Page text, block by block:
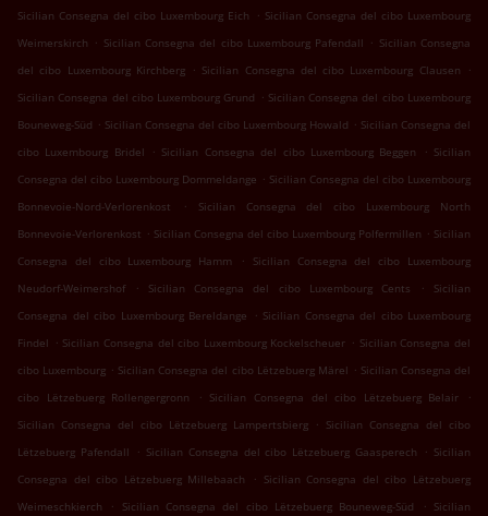
Sicilian Consegna del cibo Luxembourg Eich
. Sicilian Consegna del cibo Luxembourg
Weimerskirch . Sicilian Consegna del cibo Luxembourg Pafendall . Sicilian Consegna
del cibo Luxembourg Kirchberg . Sicilian Consegna del cibo Luxembourg Clausen
.
Sicilian Consegna del cibo Luxembourg Grund . Sicilian Consegna del cibo Luxembourg
Bouneweg-Süd . Sicilian Consegna del cibo Luxembourg Howald . Sicilian Consegna del
cibo Luxembourg Bridel
. Sicilian Consegna del cibo Luxembourg Beggen . Sicilian
Consegna del cibo Luxembourg Dommeldange . Sicilian Consegna del cibo Luxembourg
Bonnevoie-Nord-Verlorenkost
.
Sicilian Consegna del cibo Luxembourg North
Bonnevoie-Verlorenkost . Sicilian Consegna del cibo Luxembourg Polfermillen . Sicilian
Consegna del cibo Luxembourg Hamm
.
Sicilian Consegna del cibo Luxembourg
Neudorf-Weimershof
. Sicilian Consegna del cibo Luxembourg Cents .
Sicilian
Consegna del cibo Luxembourg Bereldange
. Sicilian Consegna del cibo Luxembourg
Findel . Sicilian Consegna del cibo Luxembourg Kockelscheuer . Sicilian Consegna del
cibo Luxembourg . Sicilian Consegna del cibo Lëtzebuerg Märel . Sicilian Consegna del
cibo Lëtzebuerg Rollengergronn
. Sicilian Consegna del cibo Lëtzebuerg Belair
.
Sicilian Consegna del cibo Lëtzebuerg Lampertsbierg
. Sicilian Consegna del cibo
Lëtzebuerg Pafendall
. Sicilian Consegna del cibo Lëtzebuerg Gaasperech . Sicilian
Consegna del cibo Lëtzebuerg Millebaach
. Sicilian Consegna del cibo Lëtzebuerg
Weimeschkierch
. Sicilian Consegna del cibo Lëtzebuerg Bouneweg-Süd . Sicilian